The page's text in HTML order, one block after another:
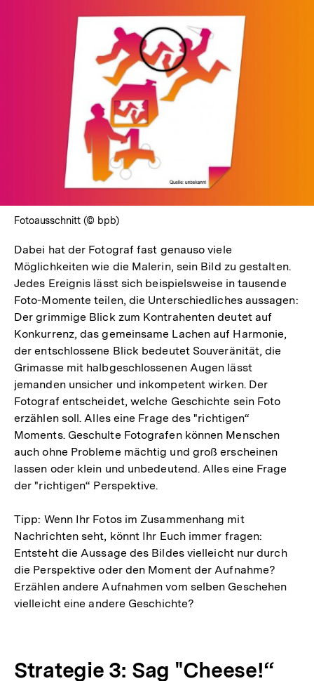
In
Lightbox
Fotoausschnitt (© bpb)
Dabei hat der Fotograf fast genauso viele
Möglichkeiten wie die Malerin, sein Bild zu gestalten.
Jedes Ereignis lässt sich beispielsweise in tausende
Foto-Momente teilen, die Unterschiedliches aussagen:
Der grimmige Blick zum Kontrahenten deutet auf
Konkurrenz, das gemeinsame Lachen auf Harmonie,
der entschlossene Blick bedeutet Souveränität, die
Grimasse mit halbgeschlossenen Augen lässt
jemanden unsicher und inkompetent wirken. Der
Fotograf entscheidet, welche Geschichte sein Foto
erzählen soll. Alles eine Frage des "richtigen“
Moments. Geschulte Fotografen können Menschen
auch ohne Probleme mächtig und groß erscheinen
lassen oder klein und unbedeutend. Alles eine Frage
der "richtigen“ Perspektive.
Tipp: Wenn Ihr Fotos im Zusammenhang mit
Nachrichten seht, könnt Ihr Euch immer fragen:
Entsteht die Aussage des Bildes vielleicht nur durch
die Perspektive oder den Moment der Aufnahme?
Erzählen andere Aufnahmen vom selben Geschehen
vielleicht eine andere Geschichte?
Strategie 3: Sag "Cheese!“